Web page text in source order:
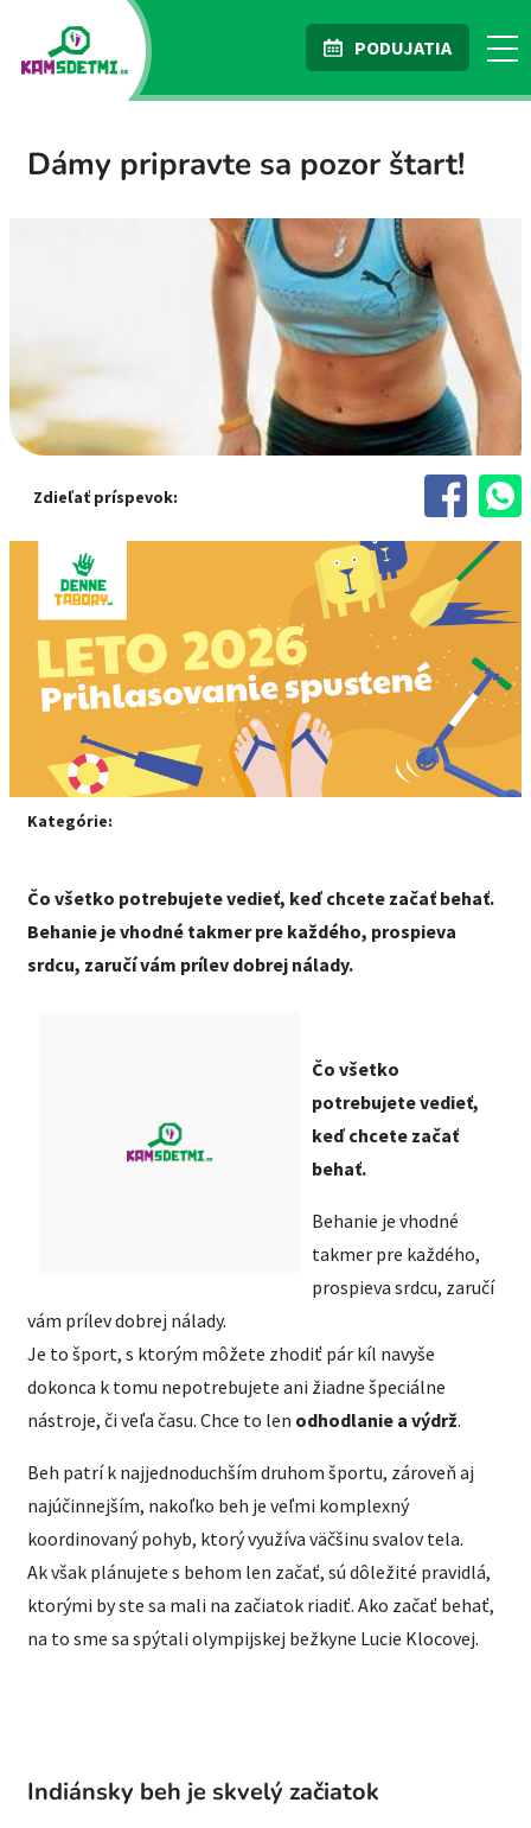
PODUJATIA
Dámy pripravte sa pozor štart!
Zdieľať príspevok:
Kategórie:
Čo všetko potrebujete vedieť, keď chcete začať behať.
Behanie je vhodné takmer pre každého, prospieva
srdcu, zaručí vám prílev dobrej nálady.
Čo všetko
potrebujete vedieť,
keď chcete začať
behať.
Behanie je vhodné
takmer pre každého,
prospieva srdcu, zaručí
vám prílev dobrej nálady.
Je to šport, s ktorým môžete zhodiť pár kíl navyše
dokonca k tomu nepotrebujete ani žiadne špeciálne
nástroje, či veľa času. Chce to len odhodlanie a výdrž.
Beh patrí k najjednoduchším druhom športu, zároveň aj
najúčinnejším, nakoľko beh je veľmi komplexný
koordinovaný pohyb, ktorý využíva väčšinu svalov tela.
Ak však plánujete s behom len začať, sú dôležité pravidlá,
ktorými by ste sa mali na začiatok riadiť. Ako začať behať,
na to sme sa spýtali olympijskej bežkyne Lucie Klocovej.
Indiánsky beh je skvelý začiatok